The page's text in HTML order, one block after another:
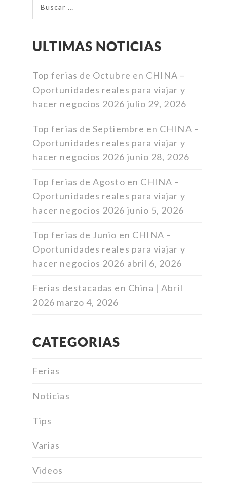
ULTIMAS NOTICIAS
Top ferias de Octubre en CHINA –
Oportunidades reales para viajar y
hacer negocios 2026 julio 29, 2026
Top ferias de Septiembre en CHINA –
Oportunidades reales para viajar y
hacer negocios 2026 junio 28, 2026
Top ferias de Agosto en CHINA –
Oportunidades reales para viajar y
hacer negocios 2026 junio 5, 2026
Top ferias de Junio en CHINA –
Oportunidades reales para viajar y
hacer negocios 2026 abril 6, 2026
Ferias destacadas en China | Abril
2026 marzo 4, 2026
CATEGORIAS
Ferias
Noticias
Tips
Varias
Videos